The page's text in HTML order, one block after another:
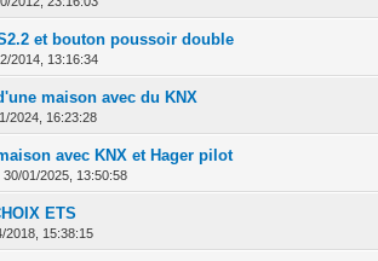
et bouton poussoir double
2014, 13:16:34
- 0 sur 5 en moyenne
12345
maison avec du KNX
2024, 16:23:28
- 0 sur 5 en moyenne
12345
avec KNX et Hager pilot
30/01/2025, 13:50:58
- 0 sur 5 en moyenne
1 2345
ETS
2018, 15:38:15
- 0 sur 5 en moyenne